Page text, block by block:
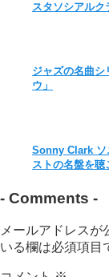
スタソシアルク
ジャズの名曲
ウ」
Sonny Clark ソ
ストの名盤を聴
- Comments -
メールアドレスが
いる欄は必須項目